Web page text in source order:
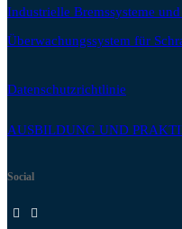
Industrielle Bremssysteme
Überwachungssystem für
Datenschutzrichtlinie
AUSBILDUNG UND
Social